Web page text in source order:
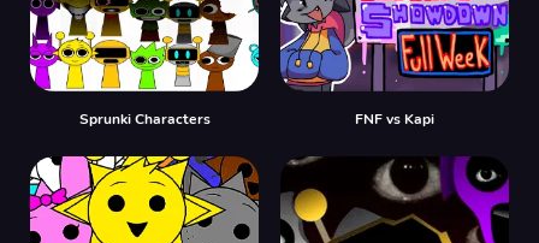
Sprunki Characters FNF vs Kapi